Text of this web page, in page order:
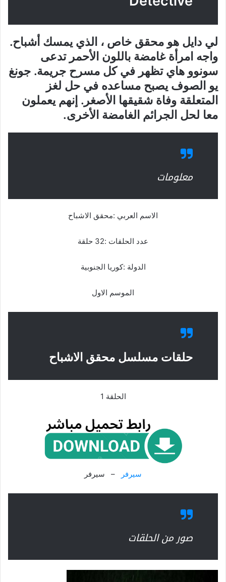
لي دايل هو محقق خاص ، الذي يمسك أشباح.
واجه امرأة غامضة باللون الأحمر تدعى
سونوو هاي تظهر في كل مسرح جريمة. جونغ
يو الصوف يصبح مساعده في حل لغز
المتعلقة وفاة شقيقها الأصغر. إنهم يعملون
معا لحل الجرائم الغامضة الأخرى.
معلومات
الاسم العربي :محقق الاشباح
عدد الحلقات :32 حلقة
الدولة :كوريا الجنوبية
الموسم الاول
حلقات مسلسل محقق الاشباح
الحلقة 1
سيرفر – سيرفر
صور من الحلقات